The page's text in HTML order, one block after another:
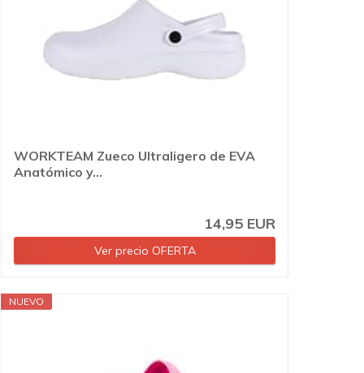
WORKTEAM Zueco Ultraligero de EVA
Anatómico y...
14,95 EUR
Ver precio OFERTA
NUEVO